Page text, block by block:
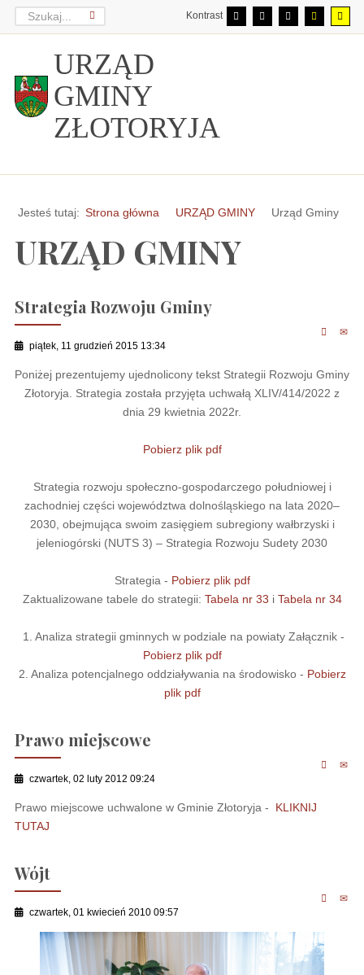
Kontrast
URZĄD
GMINY
ZŁOTORYJA
Jesteś tutaj: Strona główna URZĄD GMINY Urząd Gminy
URZĄD GMINY
Strategia Rozwoju Gminy
piątek, 11 grudzień 2015 13:34
Poniżej prezentujemy ujednolicony tekst Strategii Rozwoju Gminy
Złotoryja. Strategia została przyjęta uchwałą XLIV/414/2022 z
dnia 29 kwietnia 2022r.
Pobierz plik pdf
Strategia rozwoju społeczno-gospodarczego południowej i
zachodniej części województwa dolnośląskiego na lata 2020–
2030, obejmująca swoim zasięgiem subregiony wałbrzyski i
jeleniogórski (NUTS 3) – Strategia Rozwoju Sudety 2030
Strategia - Pobierz plik pdf
Zaktualizowane tabele do strategii: Tabela nr 33 i Tabela nr 34
1. Analiza strategii gminnych w podziale na powiaty Załącznik -
Pobierz plik pdf
2. Analiza potencjalnego oddziaływania na środowisko - Pobierz
plik pdf
Prawo miejscowe
czwartek, 02 luty 2012 09:24
Prawo miejscowe uchwalone w Gminie Złotoryja - KLIKNIJ
TUTAJ
Wójt
czwartek, 01 kwiecień 2010 09:57